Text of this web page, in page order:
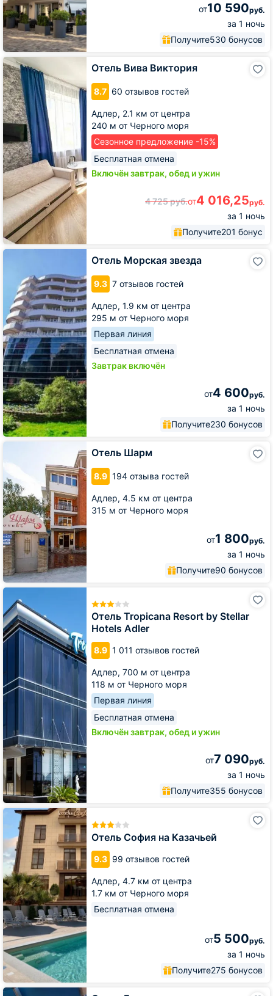
от10 590руб.
за 1 ночь
Получите530 бонусов
Отель Вива Виктория
8.7 60 отзывов гостей
Адлер, 2.1 км от центра
240 м от Черного моря
Сезонное предложение -15%
Бесплатная отмена
Включён завтрак, обед и ужин
4 725руб.от4 016,25руб.
за 1 ночь
Получите201 бонус
Отель
Вива
Виктория
Отель Морская звезда
9.3 7 отзывов гостей
Адлер, 1.9 км от центра
295 м от Черного моря
Первая линия
Бесплатная отмена
Завтрак включён
от4 600руб.
за 1 ночь
Получите230 бонусов
Отель
звезда
Отель Шарм
8.9 194 отзыва гостей
Адлер, 4.5 км от центра
315 м от Черного моря
от1 800руб.
за 1 ночь
Получите90 бонусов
Отель
Отель Tropicana Resort by Stellar
Hotels Adler
8.9 1 011 отзывов гостей
Адлер, 700 м от центра
118 м от Черного моря
Первая линия
Бесплатная отмена
Включён завтрак, обед и ужин
от7 090руб.
за 1 ночь
Получите355 бонусов
Отель
Tropicana
Resort
by
Stellar
Hotels
Отель София на Казачьей
9.3 99 отзывов гостей
Адлер, 4.7 км от центра
1.7 км от Черного моря
Бесплатная отмена
от5 500руб.
за 1 ночь
Получите275 бонусов
Отель
София
Казачьей
Отель